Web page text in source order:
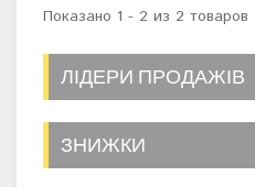
Показано 1 - 2 из 2 товаров
ЛІДЕРИ ПРОДАЖІВ
ЗНИЖКИ